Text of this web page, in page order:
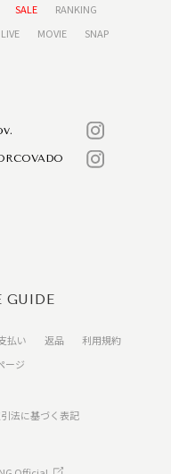
SALE
RANKING
MOVIE SNAP
GUIDE
払い 返品
利用規約
ージ
法に基づく表記